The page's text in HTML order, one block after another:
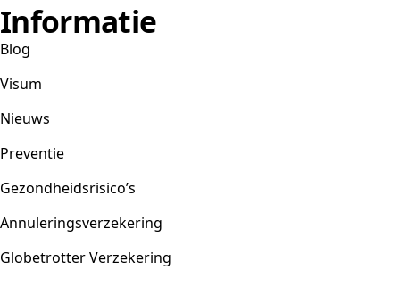
Informatie
Blog
Visum
Nieuws
Preventie
Gezondheidsrisico’s
Annuleringsverzekering
Globetrotter Verzekering